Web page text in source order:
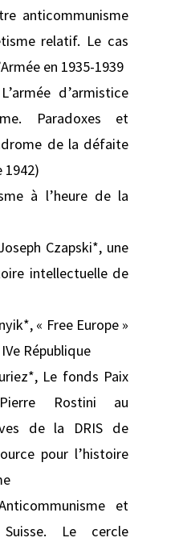
anticommunisme
relatif. Le cas
en 1935-1939
d’armistice
Paradoxes et
de la défaite
1942)
à l’heure de la
Czapski*, une
intellectuelle de
« Free Europe »
République
Le fonds Paix
Rostini au
de la DRIS de
pour l’histoire
et
Le cercle